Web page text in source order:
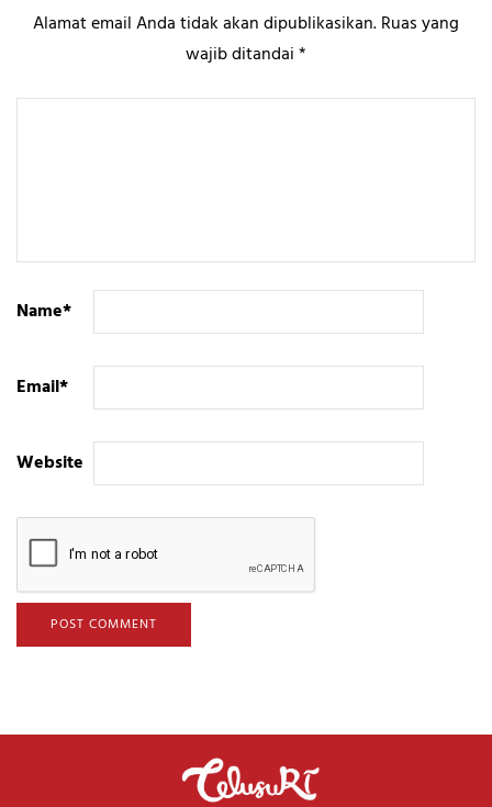
Alamat email Anda tidak akan dipublikasikan.Ruas yang
wajib ditandai*
Name*
Email*
Website